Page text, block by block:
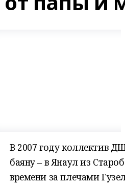
В 2007 году коллектив
баяну – в Янаул из
времени за плечами